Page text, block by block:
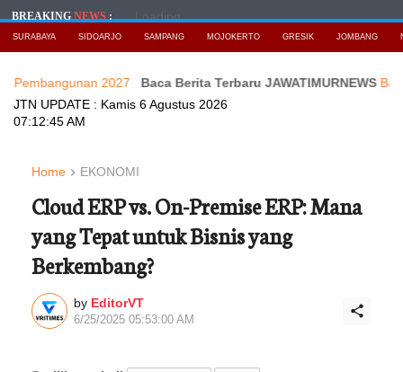
BREAKINGNEWS: Loading...
SURABAYA SIDOARJO SAMPANG MOJOKERTO GRESIK JOMBANG
2027 Baca Berita Terbaru JAWATIMURNEWS Babinsa
JTN UPDATE : Kamis 6 Agustus 2026
07:12:47 AM
Home EKONOMI
Cloud ERP vs. On-Premise ERP: Mana
yang Tepat untuk Bisnis yang
Berkembang?
by EditorVT
6/25/2025 05:53:00 AM